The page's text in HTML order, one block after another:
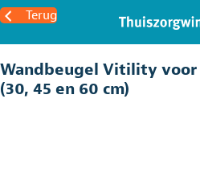
Terug
Wandbeugel Vitility
(30, 45 en 60 cm)